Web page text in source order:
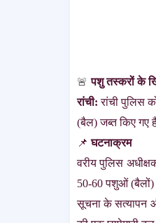
🚨 पशु तस्करों के
रांची:रांची पुलिस
(बैल) जब्त किए गए
📌घटनाक्रम
वरीय पुलिस
50-60 पशुओं (बैलों)
सूचना के सत्यापन